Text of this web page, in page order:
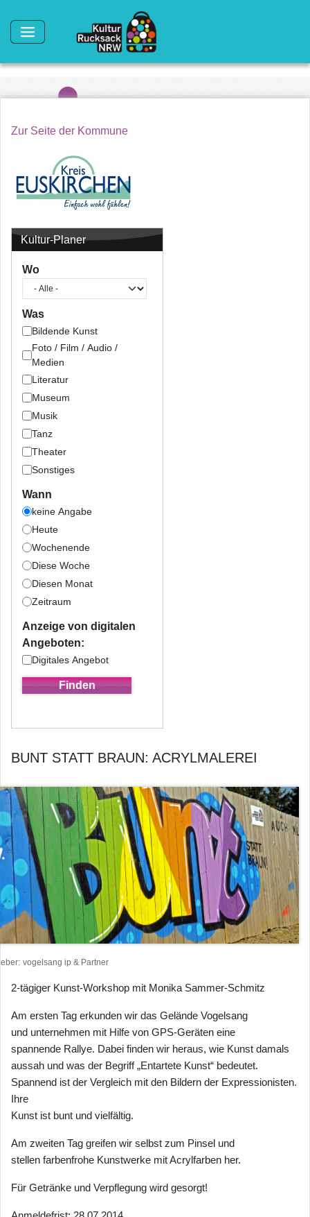
Zur Seite der Kommune
Kultur-Planer
Wo
Was
Bildende Kunst
Foto / Film / Audio /
Medien
Literatur
Museum
Musik
Tanz
Theater
Sonstiges
Wann
keine Angabe
Heute
Wochenende
Diese Woche
Diesen Monat
Zeitraum
Anzeige von digitalen
Angeboten:
Digitales Angebot
BUNT STATT BRAUN: ACRYLMALEREI
vogelsang ip & Partner
2-tägiger Kunst-Workshop mit Monika Sammer-Schmitz
Am ersten Tag erkunden wir das Gelände Vogelsang
und unternehmen mit Hilfe von GPS-Geräten eine
spannende Rallye. Dabei finden wir heraus, wie Kunst damals
aussah und was der Begriff „Entartete Kunst“ bedeutet.
Spannend ist der Vergleich mit den Bildern der Expressionisten.
Ihre
Kunst ist bunt und vielfältig.
Am zweiten Tag greifen wir selbst zum Pinsel und
stellen farbenfrohe Kunstwerke mit Acrylfarben her.
Für Getränke und Verpflegung wird gesorgt!